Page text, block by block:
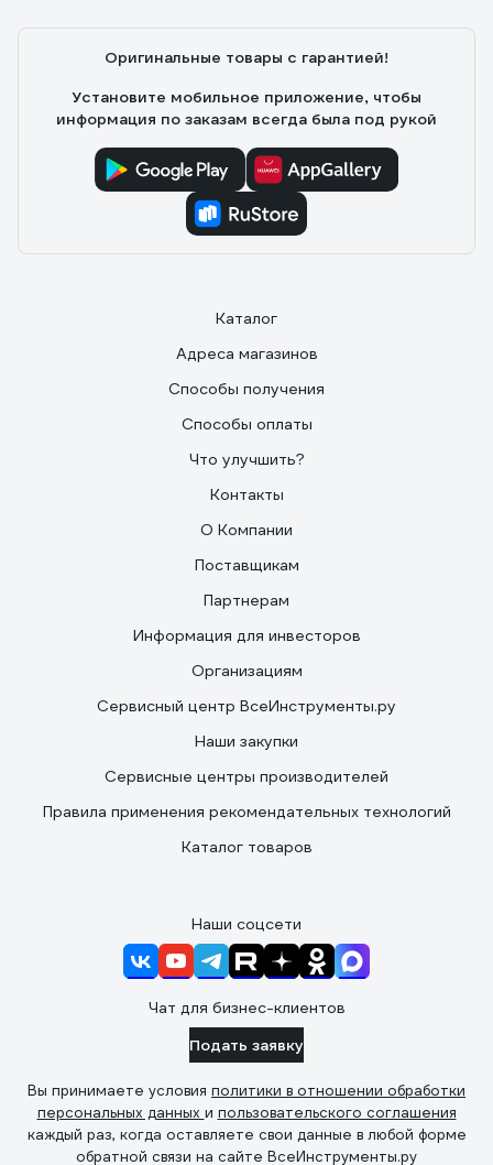
Оригинальные товары с гарантией!
Установите мобильное приложение, чтобы
информация по заказам всегда была под рукой
Каталог
Адреса магазинов
Способы получения
Способы оплаты
Что улучшить?
Контакты
О Компании
Поставщикам
Партнерам
Информация для инвесторов
Организациям
Сервисный центр ВсеИнструменты.ру
Наши закупки
Сервисные центры производителей
Правила применения рекомендательных технологий
Каталог товаров
Наши соцсети
Чат для бизнес-клиентов
Подать заявку
Вы принимаете условия политики в отношении обработки
персональных данных и пользовательского соглашения
каждый раз, когда оставляете свои данные в любой форме
обратной связи на сайте ВсеИнструменты.ру